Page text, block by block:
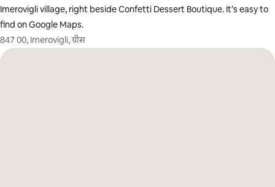
Imerovigli village, right beside Confetti Dessert Boutique. It’s easy to
find on Google Maps.
847 00, Imerovigli, ग्रीस